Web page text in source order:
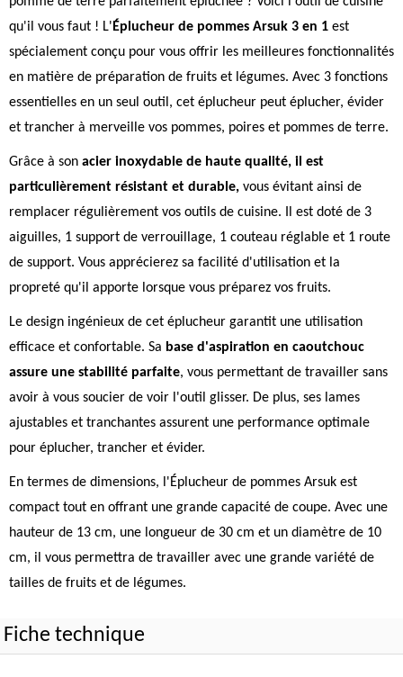
qu'il vous faut ! L' Éplucheur de pommes Arsuk 3 en 1 est
spécialement conçu pour vous offrir les meilleures fonctionnalités
en matière de préparation de fruits et légumes. Avec 3 fonctions
essentielles en un seul outil, cet éplucheur peut éplucher, évider
et trancher à merveille vos pommes, poires et pommes de terre.
Grâce à son acier inoxydable de haute qualité, il est
particulièrement résistant et durable, vous évitant ainsi de
remplacer régulièrement vos outils de cuisine. Il est doté de 3
aiguilles, 1 support de verrouillage, 1 couteau réglable et 1 route
de support. Vous apprécierez sa facilité d'utilisation et la
propreté qu'il apporte lorsque vous préparez vos fruits.
Le design ingénieux de cet éplucheur garantit une utilisation
efficace et confortable. Sa base d'aspiration en caoutchouc
assure une stabilité parfaite, vous permettant de travailler sans
avoir à vous soucier de voir l'outil glisser. De plus, ses lames
ajustables et tranchantes assurent une performance optimale
pour éplucher, trancher et évider.
En termes de dimensions, l'Éplucheur de pommes Arsuk est
compact tout en offrant une grande capacité de coupe. Avec une
hauteur de 13 cm, une longueur de 30 cm et un diamètre de 10
cm, il vous permettra de travailler avec une grande variété de
tailles de fruits et de légumes.
Fiche technique